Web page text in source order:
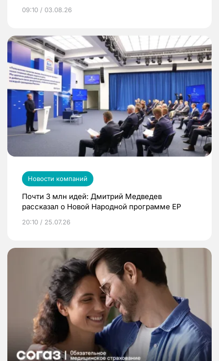
09:10 / 03.08.26
Новости компаний
Почти 3 млн идей: Дмитрий Медведев
рассказал о Новой Народной программе ЕР
20:10 / 25.07.26